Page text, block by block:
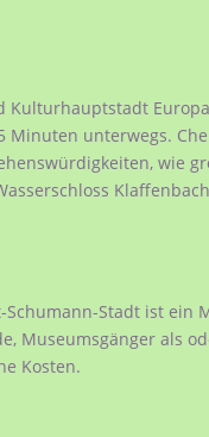
Kulturhauptstadt
Minuten unterwegs.
wie
Stadt ist
Museumsgänger als
Kosten.